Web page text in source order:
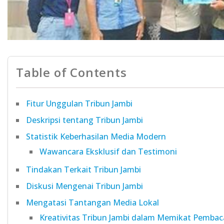
Table of Contents
Fitur Unggulan Tribun Jambi
Deskripsi tentang Tribun Jambi
Statistik Keberhasilan Media Modern
Wawancara Eksklusif dan Testimoni
Tindakan Terkait Tribun Jambi
Diskusi Mengenai Tribun Jambi
Mengatasi Tantangan Media Lokal
Kreativitas Tribun Jambi dalam Memikat